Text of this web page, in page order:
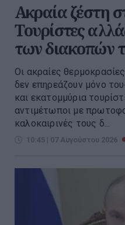
Ακραία ζέστη
Τουρίστες
των διακοπών
Οι ακραίες
δεν επηρεάζουν μόνο
και εκατομμύρια
αντιμέτωποι με
καλοκαιρινές τους δ...
10:45 | 07 Αυγούστου 2026